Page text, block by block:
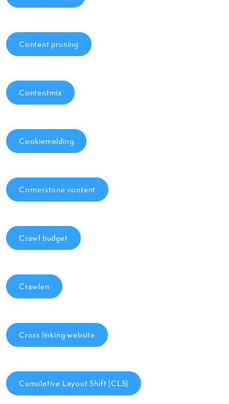
Content pruning
Contentmix
Cookiemelding
Cornerstone content
Crawl budget
Crawlen
Cross linking website
Cumulative Layout Shift (CLS)